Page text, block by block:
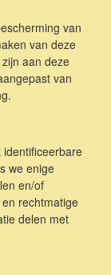
van
van deze
aan deze
van
we enige
en/of
rechtmatige
delen met